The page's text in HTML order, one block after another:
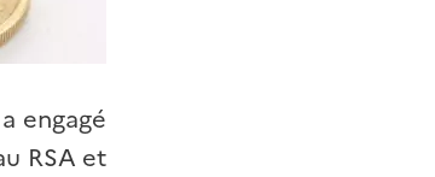
engagé
RSA et